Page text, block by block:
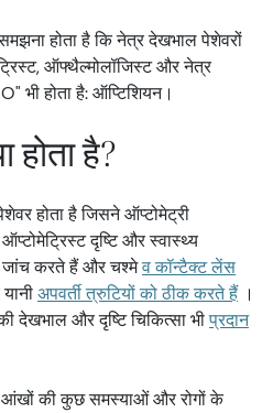
होता है कि नेत्र देखभाल पेशेवरों
ऑफ्थैल्मोलॉजिस्ट और नेत्र
भी होता है: ऑप्टिशियन।
होता है?
होता है जिसने ऑप्टोमेट्री
ऑप्टोमेट्रिस्ट दृष्टि और स्वास्थ्य
जांच करते हैं और चश्मेव कॉन्टैक्ट लेंस
यानीअपवर्ती त्रुटियों को ठीक करते हैं।
देखभाल और दृष्टि चिकित्सा भीप्रदान
की कुछ समस्याओं और रोगों के